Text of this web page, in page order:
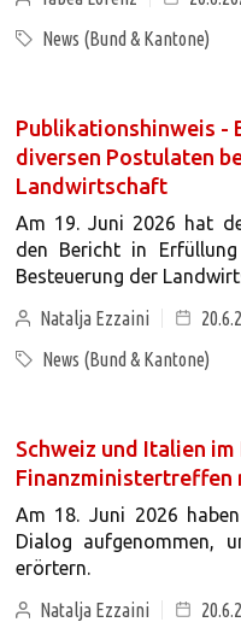
News (Bund & Kantone)
Publikationshinweis -
diversen Postulaten
Landwirtschaft
Am 19. Juni 2026 hat
den Bericht in
Besteuerung der
Natalja Ezzaini
News (Bund & Kantone)
Schweiz und Italien
Finanzministertreffen
Am 18. Juni 2026
Dialog aufgenommen,
erörtern.
Natalja Ezzaini